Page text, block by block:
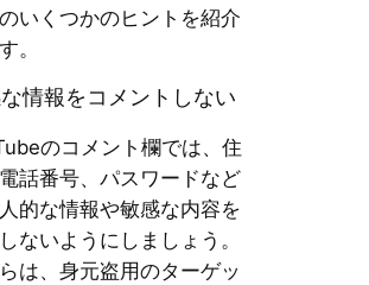
いくつかのヒントを紹介
。
情報をコメントしない
のコメント欄では、住
話番号、パスワードなど
的な情報や敏感な内容を
ないようにしましょう。
は、身元盗用のターゲッ